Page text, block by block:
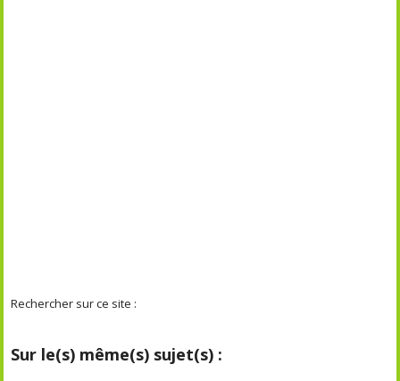
Rechercher sur ce site :
Sur le(s) même(s) sujet(s) :